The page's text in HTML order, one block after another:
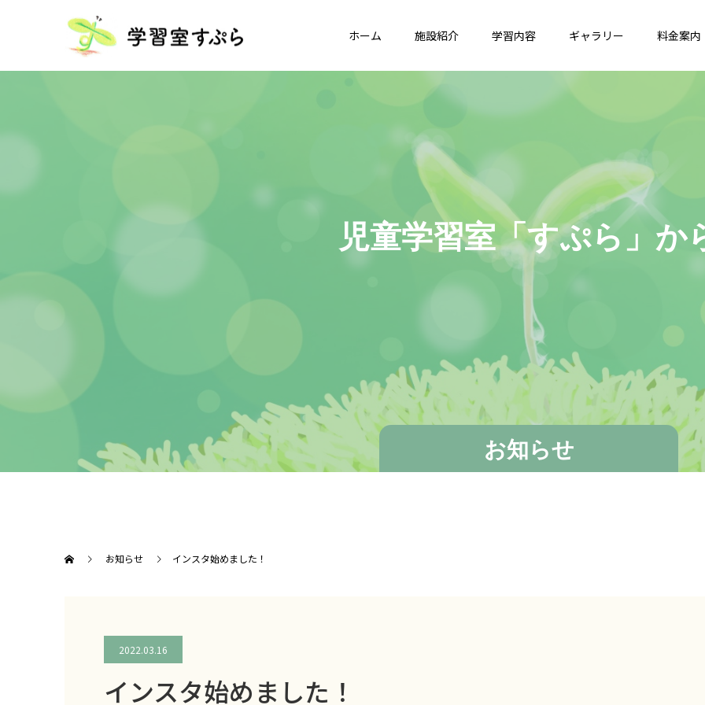
ホーム 施設紹介 学習内容 ギャラリー 料金案内
お知らせ
学習室「すぷら」から のお
お知らせ インスタ始めました！
2022.03.16
インスタ始めました！